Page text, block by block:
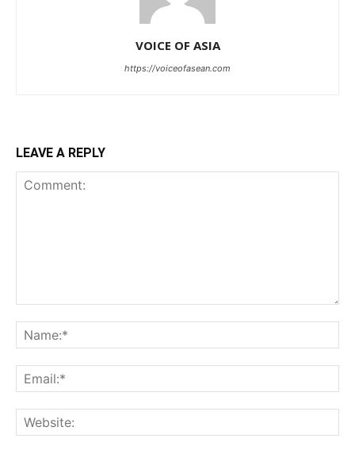
VOICE OF ASIA
https://voiceofasean.com
LEAVE A REPLY